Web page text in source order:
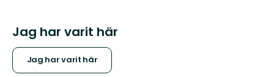
Jag har varit här
Jag har varit här